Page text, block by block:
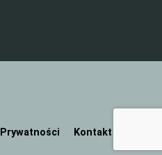
Kontakt